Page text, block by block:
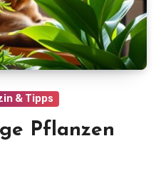
& Tipps
Pflanzen